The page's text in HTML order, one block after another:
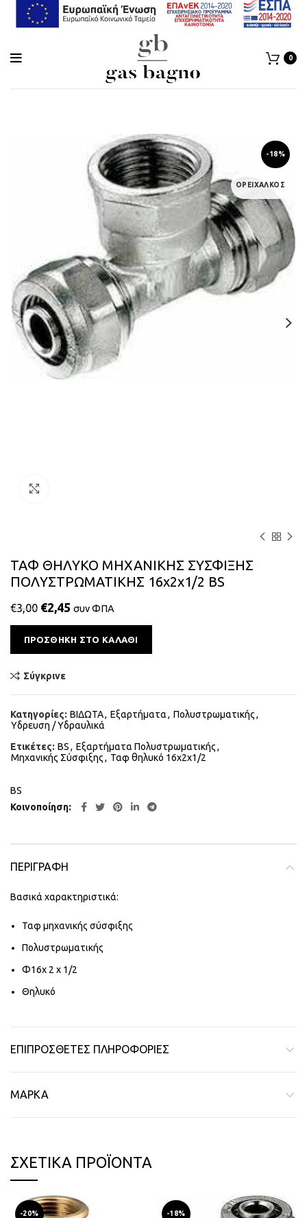
0
-18%
ΟΡΕΙΧΑΛΚΟΣ
ΤΑΦ ΘΗΛΥΚΟ ΜΗΧΑΝΙΚΗΣ ΣΥΣΦΙΞΗΣ
ΠΟΛΥΣΤΡΩΜΑΤΙΚΗΣ 16x2x1/2 BS
€3,00 €2,45 συν ΦΠΑ
ΠΡΟΣΘΉΚΗ ΣΤΟ ΚΑΛΆΘΙ
Σύγκρινε
Κατηγορίες: ΒΙΔΩΤΑ, Εξαρτήματα, Πολυστρωματικής,
Υδρευση / Υδραυλικά
Ετικέτες: BS, Εξαρτήματα Πολυστρωματικής,
Μηχανικής Σύσφιξης, Ταφ θηλυκό 16x2x1/2
BS
Κοινοποίηση
ΠΕΡΙΓΡΑΦΉ
Βασικά χαρακτηριστικά:
Ταφ μηχανικής σύσφιξης
Πολυστρωματικής
Φ16x 2 x 1/2
Θηλυκό
ΕΠΙΠΡΌΣΘΕΤΕΣ ΠΛΗΡΟΦΟΡΊΕΣ
ΜΆΡΚΑ
ΣΧΕΤΙΚΆ ΠΡΟΪΌΝΤΑ
-20% -18%